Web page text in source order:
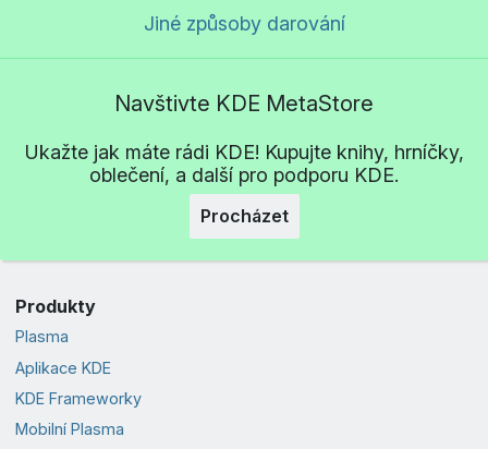
Jiné způsoby darování
Navštivte KDE MetaStore
Ukažte jak máte rádi KDE! Kupujte knihy, hrníčky,
oblečení, a další pro podporu KDE.
Procházet
Produkty
Plasma
Aplikace KDE
KDE Frameworky
Mobilní Plasma